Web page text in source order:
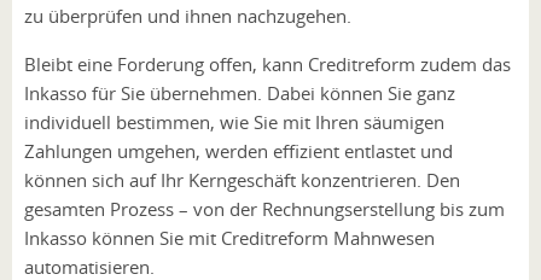
zu überprüfen und ihnen nachzugehen.
Bleibt eine Forderung offen, kann Creditreform zudem das
Inkasso für Sie übernehmen. Dabei können Sie ganz
individuell bestimmen, wie Sie mit Ihren säumigen
Zahlungen umgehen, werden effizient entlastet und
können sich auf Ihr Kerngeschäft konzentrieren. Den
gesamten Prozess – von der Rechnungserstellung bis zum
Inkasso können Sie mit Creditreform Mahnwesen
automatisieren.